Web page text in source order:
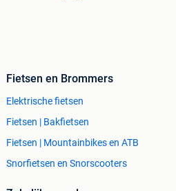
Fietsen en Brommers
Elektrische fietsen
Fietsen | Bakfietsen
Fietsen | Mountainbikes en ATB
Snorfietsen en Snorscooters